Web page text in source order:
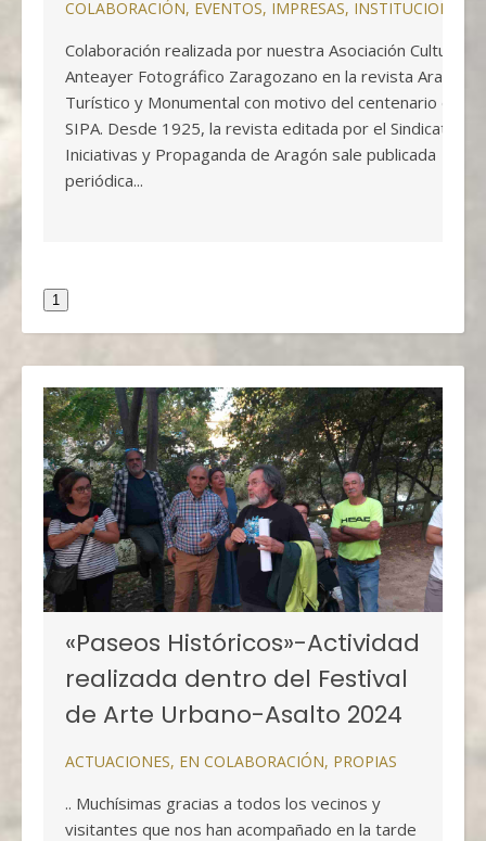
COLABORACIÓN, EVENTOS, IMPRESAS, INSTITUCIONALES
Colaboración realizada por nuestra Asociación Cultural
Anteayer Fotográfico Zaragozano en la revista Aragón
Turístico y Monumental con motivo del centenario del
SIPA. Desde 1925, la revista editada por el Sindicato de
Iniciativas y Propaganda de Aragón sale publicada
periódica...
1
«Paseos Históricos»-Actividad
realizada dentro del Festival
de Arte Urbano-Asalto 2024
ACTUACIONES, EN COLABORACIÓN, PROPIAS
.. Muchísimas gracias a todos los vecinos y
visitantes que nos han acompañado en la tarde